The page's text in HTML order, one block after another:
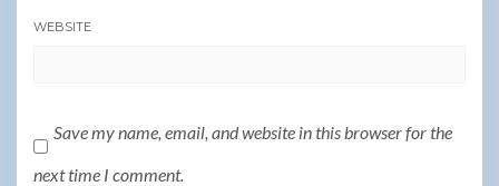
WEBSITE
Save my name, email, and website in this browser for the
next time I comment.